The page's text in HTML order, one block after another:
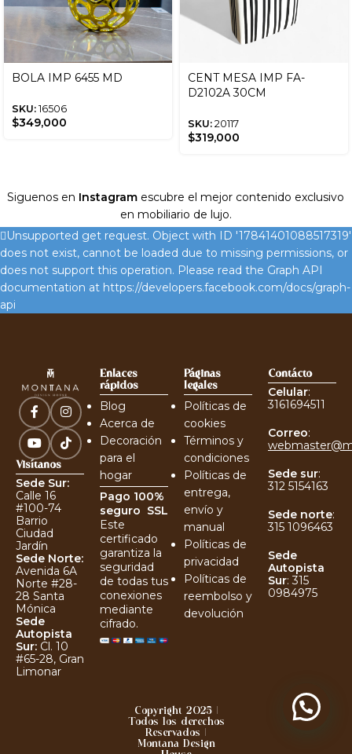
BOLA IMP 6455 MD
SKU: 16506
$349,000
CENT MESA IMP FA-
D2102A 30CM
SKU: 20117
$319,000
Siguenos en Instagram escubre el mejor contenido exclusivo
en mobiliario de lujo.
Unsupported get request. Object with ID '17841401088517319'
does not exist, cannot be loaded due to missing permissions, or
does not support this operation. Please read the Graph API
documentation at https://developers.facebook.com/docs/graph-
api
Visítanos
Sede Sur:
Calle 16
#100-74
Barrio
Ciudad
Jardín
Sede Norte:
Avenida 6A
Norte #28-
28 Santa
Mónica
Sede
Autopista
Sur: Cl. 10
#65-28, Gran
Limonar
Enlaces
rápidos
Blog
Acerca de
Decoración
para el
hogar
Pago 100%
seguro SSL
Este
certificado
garantiza la
seguridad
de todas tus
conexiones
mediante
cifrado.
Páginas
legales
Políticas de
cookies
Términos y
condiciones
Políticas de
entrega,
envío y
manual
Políticas de
privacidad
Políticas de
reembolso y
devolución
Contácto
Celular:
3161694511
Correo:
Sede sur:
312 5154163
Sede norte:
315 1096463
Sede
Autopista
Sur:315
0984975
Copyright 2025 |
Todos los derechos
Reservados |
Montana Design